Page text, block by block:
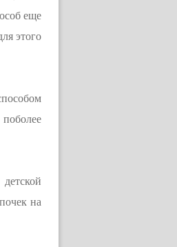
еще
этого
на